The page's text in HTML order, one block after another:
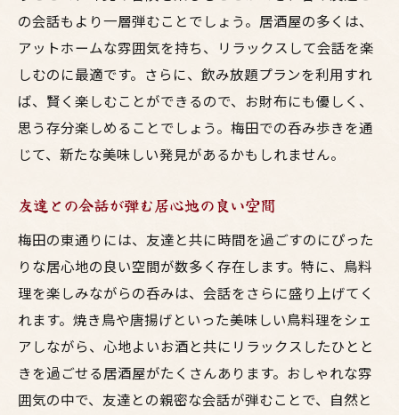
の会話もより一層弾むことでしょう。居酒屋の多くは、
アットホームな雰囲気を持ち、リラックスして会話を楽
しむのに最適です。さらに、飲み放題プランを利用すれ
ば、賢く楽しむことができるので、お財布にも優しく、
思う存分楽しめることでしょう。梅田での呑み歩きを通
じて、新たな美味しい発見があるかもしれません。
友達との会話が弾む居心地の良い空間
梅田の東通りには、友達と共に時間を過ごすのにぴった
りな居心地の良い空間が数多く存在します。特に、鳥料
理を楽しみながらの呑みは、会話をさらに盛り上げてく
れます。焼き鳥や唐揚げといった美味しい鳥料理をシェ
アしながら、心地よいお酒と共にリラックスしたひとと
きを過ごせる居酒屋がたくさんあります。おしゃれな雰
囲気の中で、友達との親密な会話が弾むことで、自然と